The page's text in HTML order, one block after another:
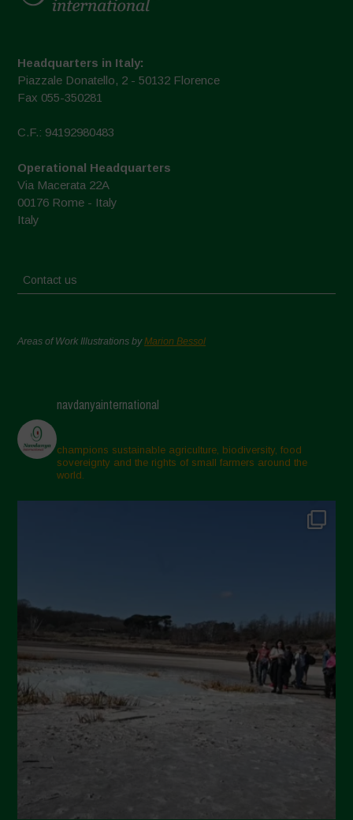
Headquarters in Italy:
Piazzale Donatello, 2 - 50132 Florence
Fax 055-350281
C.F.: 94192980483
Operational Headquarters
Via Macerata 22A
00176 Rome - Italy
Italy
Contact us
Areas of Work Illustrations byMarion Bessol
navdanyainternational
champions sustainable agriculture, biodiversity, food
sovereignty and the rights of small farmers around the
world.